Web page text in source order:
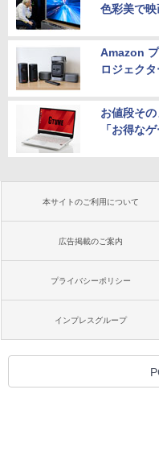
色彩美で
Amazon
ロジェク
お値段そ
「お得な
本サイトのご利用について
広告掲載のご案内
プライバシーポリシー
インプレスグループ